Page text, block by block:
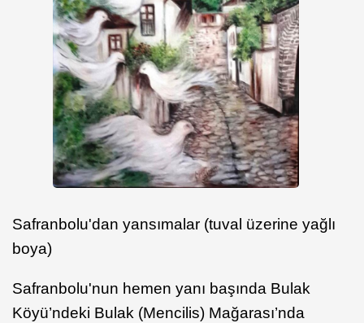
Safranbolu'dan yansımalar (tuval üzerine yağlı
boya)
Safranbolu'nun hemen yanı başında Bulak
Köyü’ndeki Bulak (Mencilis) Mağarası’nda